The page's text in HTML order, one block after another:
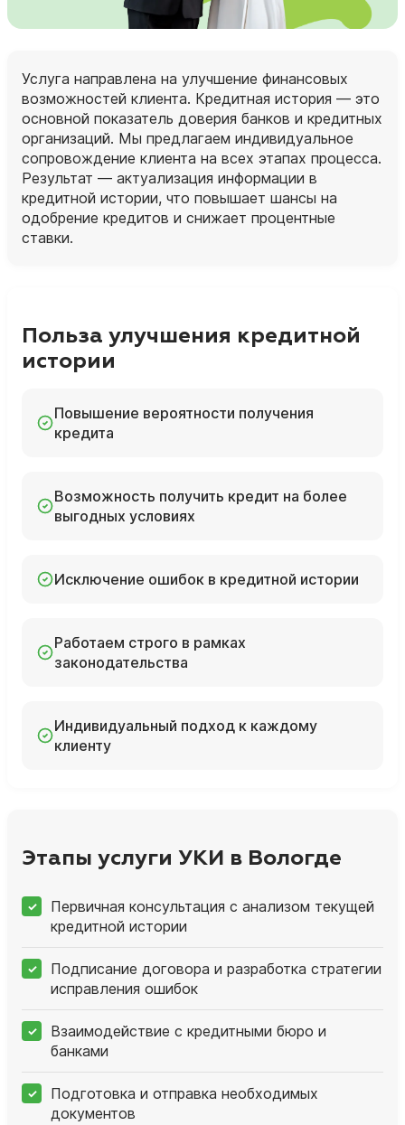
Услуга направлена на улучшение финансовых
возможностей клиента. Кредитная история — это
основной показатель доверия банков и кредитных
организаций. Мы предлагаем индивидуальное
сопровождение клиента на всех этапах процесса.
Результат — актуализация информации в
кредитной истории, что повышает шансы на
одобрение кредитов и снижает процентные
ставки.
Польза улучшения кредитной
истории
Повышение вероятности получения
кредита
Возможность получить кредит на более
выгодных условиях
Исключение ошибок в кредитной истории
Работаем строго в рамках
законодательства
Индивидуальный подход к каждому
клиенту
Этапы услуги УКИ в Вологде
Первичная консультация с анализом текущей
кредитной истории
Подписание договора и разработка стратегии
исправления ошибок
Взаимодействие с кредитными бюро и
банками
Подготовка и отправка необходимых
документов